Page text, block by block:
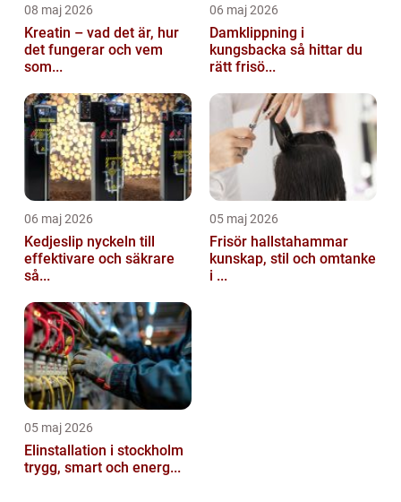
08 maj 2026
Kreatin – vad det är, hur
det fungerar och vem
som...
06 maj 2026
Damklippning i
kungsbacka så hittar du
rätt frisö...
06 maj 2026
Kedjeslip nyckeln till
effektivare och säkrare
så...
05 maj 2026
Frisör hallstahammar
kunskap, stil och omtanke
i ...
05 maj 2026
Elinstallation i stockholm
trygg, smart och energ...